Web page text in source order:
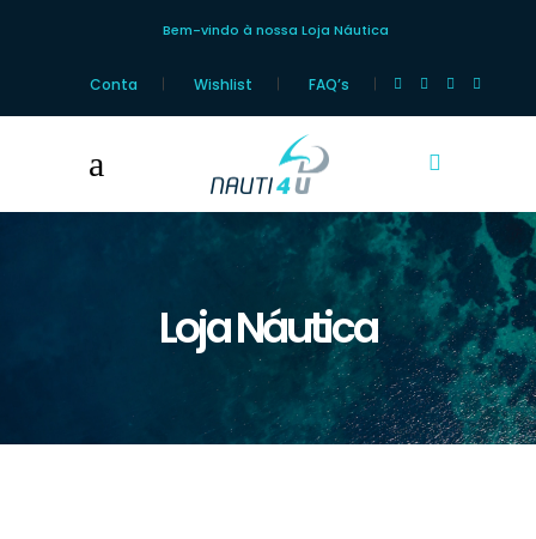
Bem-vindo à nossa Loja Náutica
Conta Wishlist FAQ’s
Loja Náutica